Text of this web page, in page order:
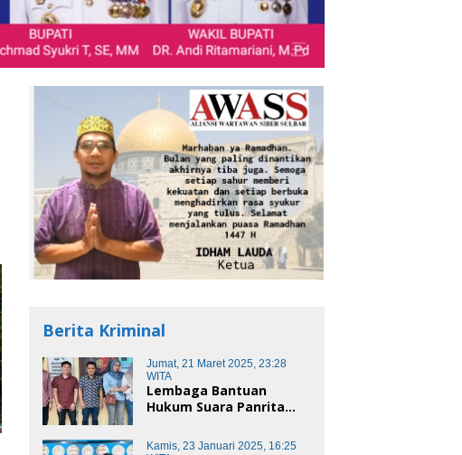
Berita Kriminal
Jumat, 21 Maret 2025, 23:28
WITA
Lembaga Bantuan
Hukum Suara Panrita
Dampingi Korban
Kamis, 23 Januari 2025, 16:25